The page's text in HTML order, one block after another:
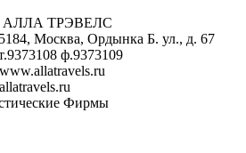
АЛЛА ТРЭВЕЛС
Москва, Ордынка Б. ул., д. 67
ф.9373109
Фирмы